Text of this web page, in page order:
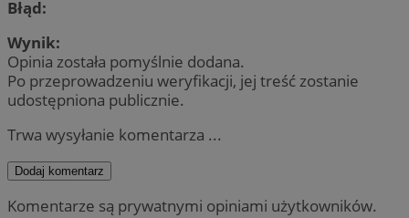
Błąd:
Wynik:
Opinia została pomyślnie dodana.
Po przeprowadzeniu weryfikacji, jej treść zostanie
udostępniona publicznie.
Trwa wysyłanie komentarza ...
Dodaj komentarz
Komentarze są prywatnymi opiniami użytkowników.